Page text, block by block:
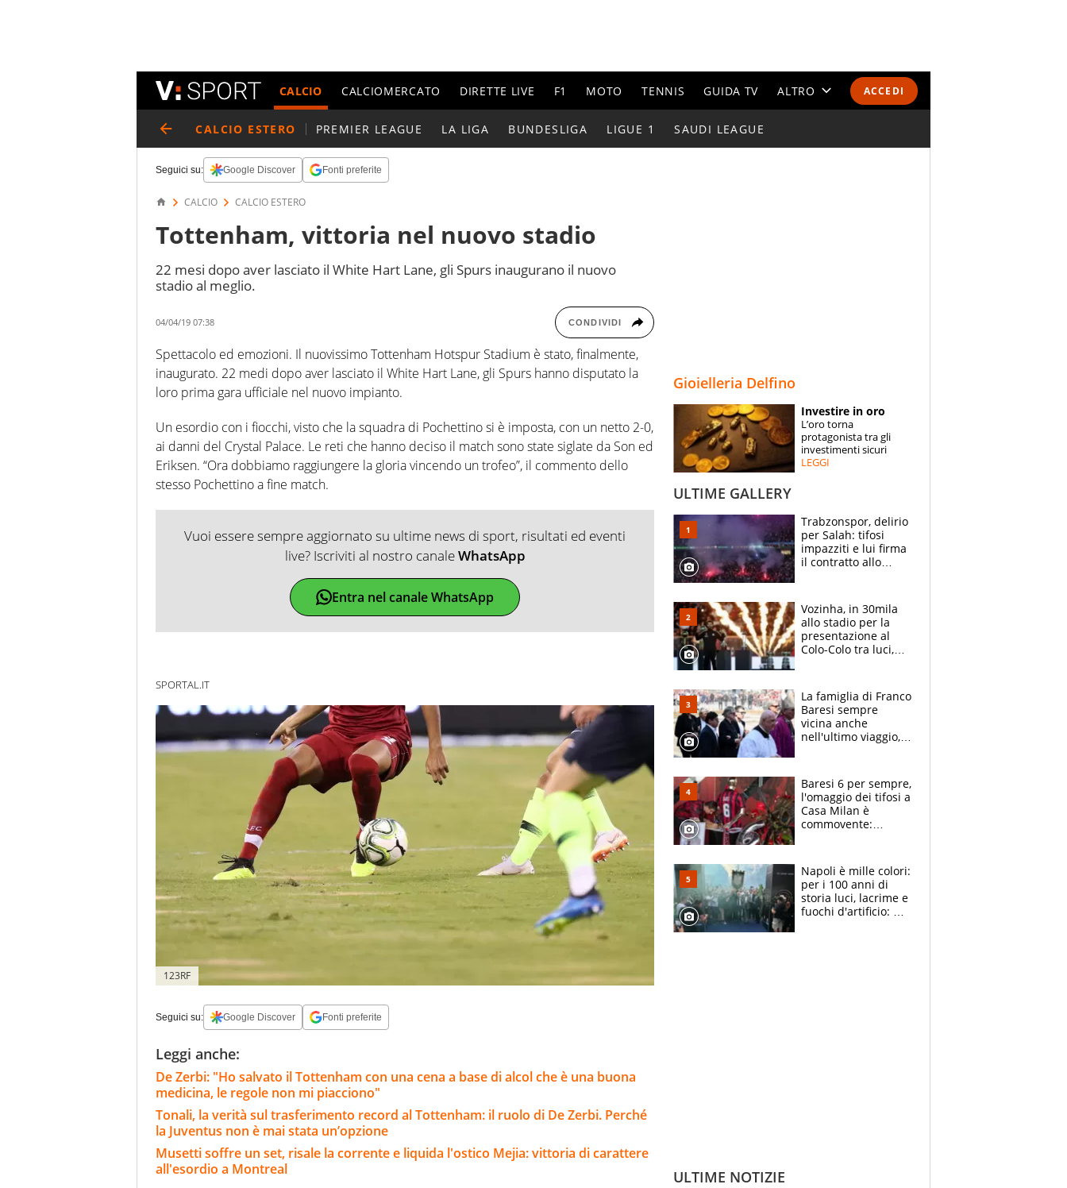
ACCEDI
CALCIO CALCIOMERCATO DIRETTE LIVE F1 MOTO TENNIS GUIDA TV ALTRO
ESPERTI
CONTATTI
CALCIO ESTERO PREMIER LEAGUE LA LIGA BUNDESLIGA LIGUE 1 SAUDI LEAGUE
Seguici su: Google Discover Fonti preferite
CALCIO CALCIO ESTERO
Tottenham, vittoria nel nuovo stadio
22 mesi dopo aver lasciato il White Hart Lane, gli Spurs inaugurano il nuovo
stadio al meglio.
04/04/19 07:38 CONDIVIDI
Spettacolo ed emozioni. Il nuovissimo Tottenham Hotspur Stadium è stato, finalmente,
inaugurato. 22 medi dopo aver lasciato il White Hart Lane, gli Spurs hanno disputato la
loro prima gara ufficiale nel nuovo impianto.
Un esordio con i fiocchi, visto che la squadra di Pochettino si è imposta, con un netto 2-0,
ai danni del Crystal Palace. Le reti che hanno deciso il match sono state siglate da Son ed
Eriksen. “Ora dobbiamo raggiungere la gloria vincendo un trofeo”, il commento dello
stesso Pochettino a fine match.
Vuoi essere sempre aggiornato su ultime news di sport, risultati ed eventi
live? Iscriviti al nostro canaleWhatsApp
Entra nel canale WhatsApp
SPORTAL.IT
123RF
Seguici su: Google Discover Fonti preferite
Leggi anche:
De Zerbi: "Ho salvato il Tottenham con una cena a base di alcol che è una buona
medicina, le regole non mi piacciono"
Tonali, la verità sul trasferimento record al Tottenham: il ruolo di De Zerbi. Perché
la Juventus non è mai stata un’opzione
Musetti soffre un set, risale la corrente e liquida l'ostico Mejia: vittoria di carattere
all'esordio a Montreal
Gioielleria Delfino
Investire in oro
L’oro torna
protagonista tra gli
investimenti sicuri
LEGGI
ULTIME GALLERY
Trabzonspor, delirio
per Salah: tifosi
impazziti e lui firma
il contratto allo
Vozinha, in 30mila
allo stadio per la
presentazione al
Colo-Colo tra luci,
La famiglia di Franco
Baresi sempre
vicina anche
nell'ultimo viaggio,
circondati
dall'affetto dei tifosi
Baresi 6 per sempre,
l'omaggio dei tifosi a
Casa Milan è
commovente:
bigliettini
Napoli è mille colori:
per i 100 anni di
storia luci, lacrime e
fuochi d'artificio: De
ULTIME NOTIZIE